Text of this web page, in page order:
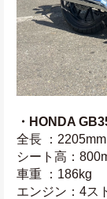
・HONDA
全長 ：2205mm
シート高：
車重 ：186kg
エンジン：4ス